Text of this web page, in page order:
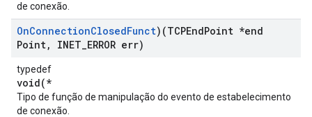
de conexão.
OnConnectionClosedFunct)(TCPEndPoint *end
Point, INET ERROR err)
typedef
void(*
Tipo de função de manipulação do evento de estabelecimento
de conexão.